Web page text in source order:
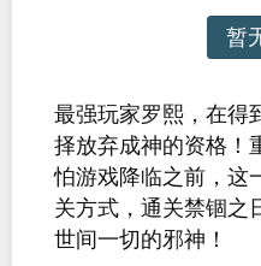
暂
最强玩家罗熙，在得
择放弃成神的资格！
怕游戏降临之前，这
关方式，通关禁锢之
世间一切的邪神！